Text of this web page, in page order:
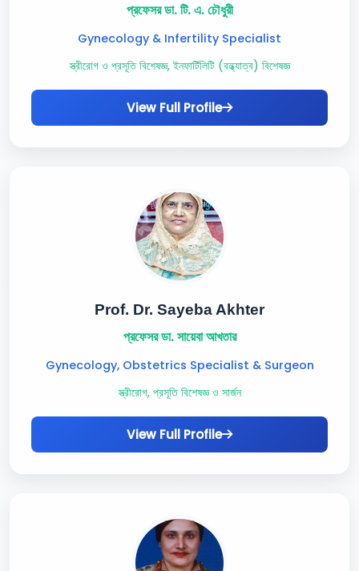
প্রফেসর ডা. টি. এ. চৌধুরী
Gynecology & Infertility Specialist
স্ত্রীরোগ ও প্রসূতি বিশেষজ্ঞ, ইনফার্টিলিটি (বন্ধ্যাত্ব) বিশেষজ্ঞ
View Full Profile
Prof. Dr. Sayeba Akhter
প্রফেসর ডা. সায়েবা আখতার
Gynecology, Obstetrics Specialist & Surgeon
স্ত্রীরোগ, প্রসূতি বিশেষজ্ঞ ও সার্জন
View Full Profile